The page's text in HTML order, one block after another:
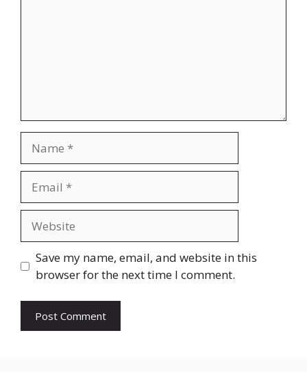
Save my name, email, and website in this
browser for the next time I comment.